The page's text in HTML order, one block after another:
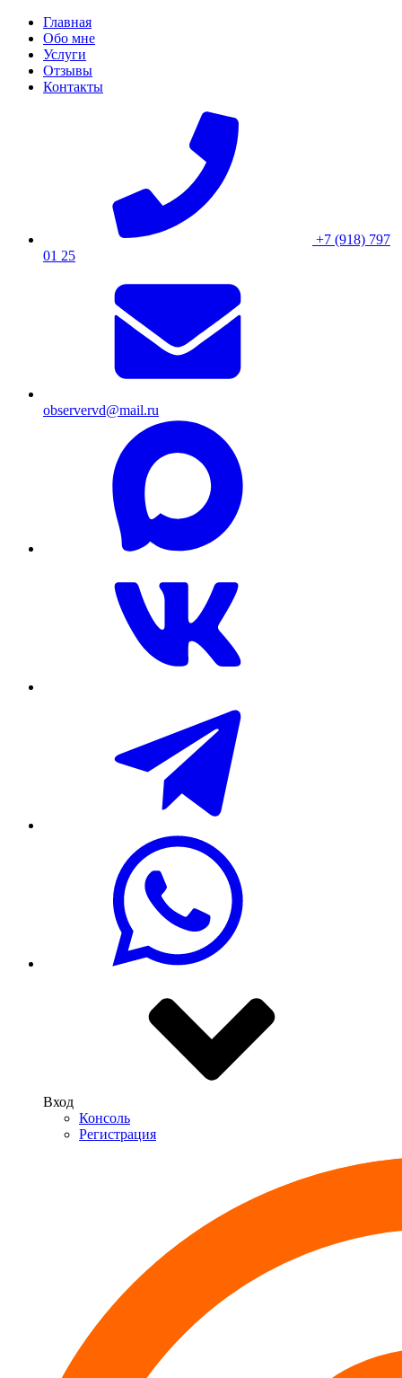
Skip
content
Главная
Обо мне
Услуги
Отзывы
Контакты
+7 (918) 797
01 25
observervd@mail.ru
Вход
Консоль
Регистрация